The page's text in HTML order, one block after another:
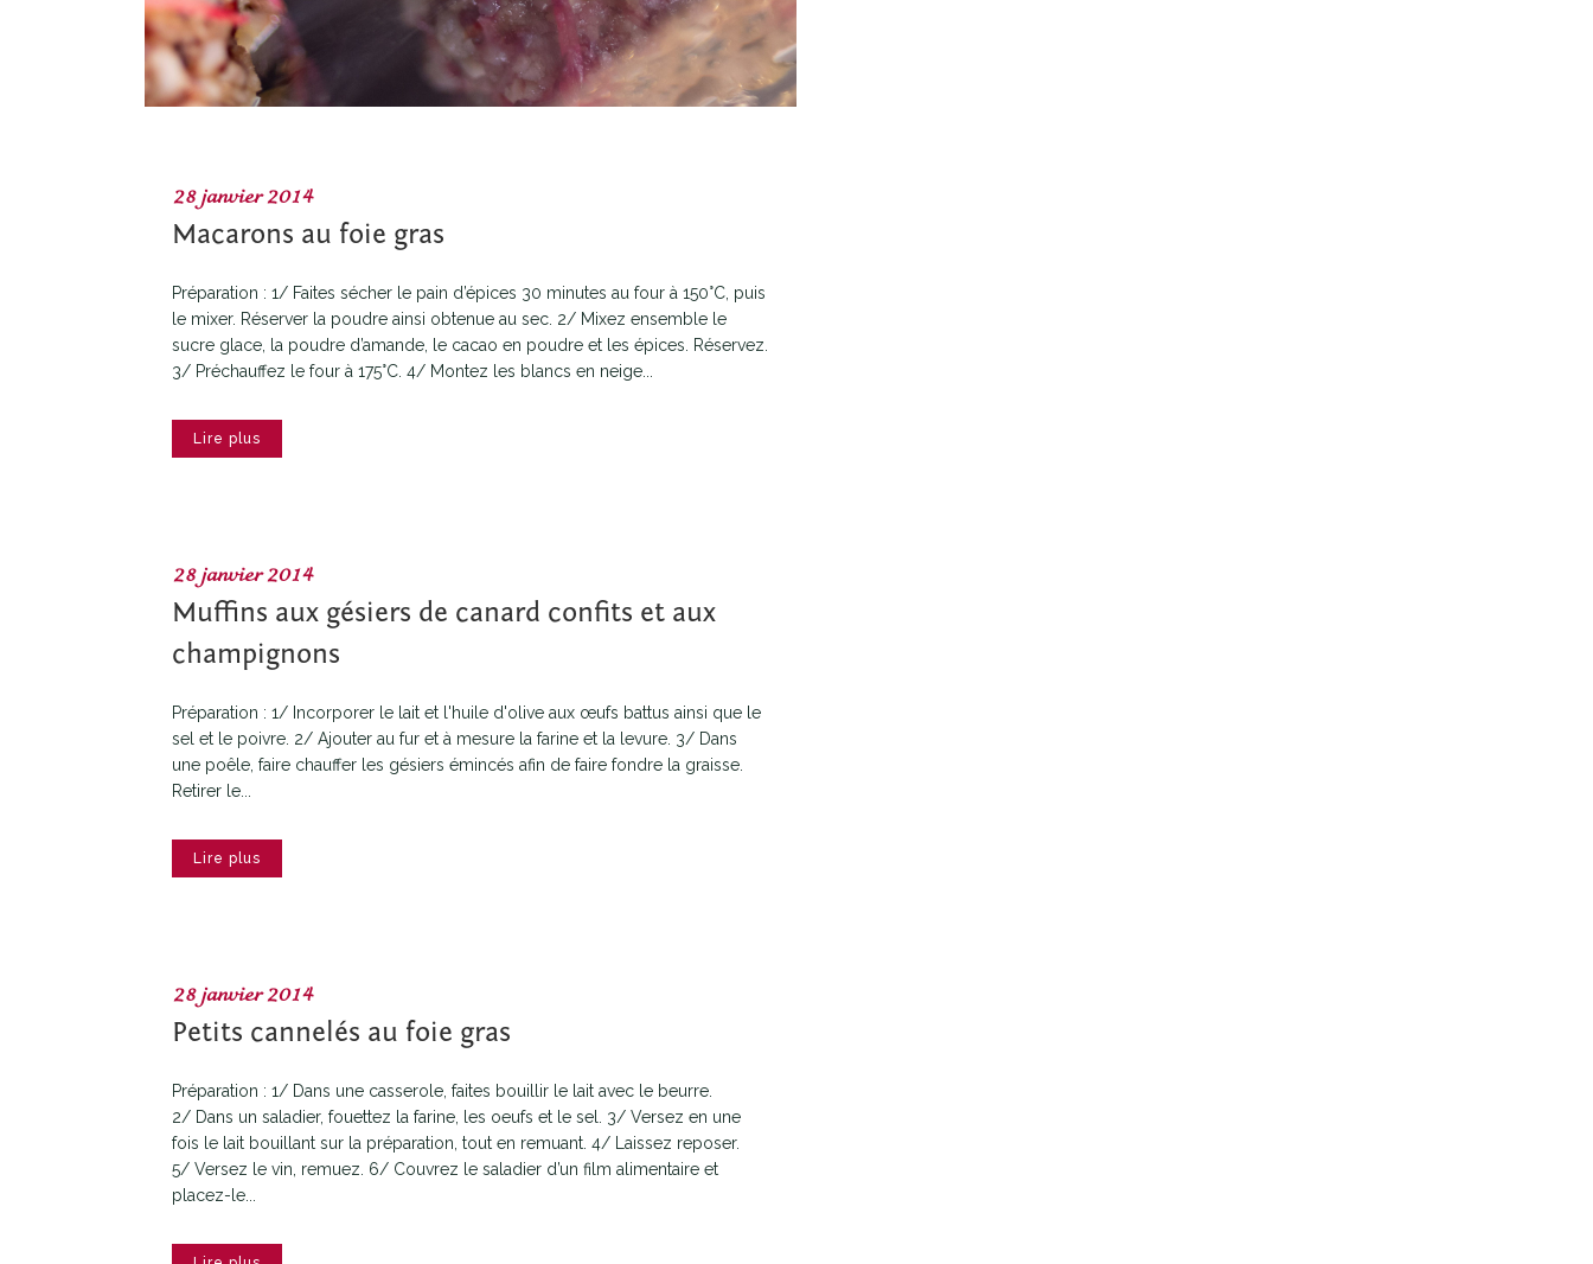
28 janvier 2014
Macarons au foie gras
Préparation : 1/ Faites sécher le pain d’épices 30 minutes au four à 150°C, puis
le mixer. Réserver la poudre ainsi obtenue au sec. 2/ Mixez ensemble le
sucre glace, la poudre d’amande, le cacao en poudre et les épices. Réservez.
3/ Préchauffez le four à 175°C. 4/ Montez les blancs en neige...
Lire plus
28 janvier 2014
Muffins aux gésiers de canard confits et aux
champignons
Préparation : 1/ Incorporer le lait et l'huile d'olive aux œufs battus ainsi que le
sel et le poivre. 2/ Ajouter au fur et à mesure la farine et la levure. 3/ Dans
une poêle, faire chauffer les gésiers émincés afin de faire fondre la graisse.
Retirer le...
Lire plus
28 janvier 2014
Petits cannelés au foie gras
Préparation : 1/ Dans une casserole, faites bouillir le lait avec le beurre.
2/ Dans un saladier, fouettez la farine, les oeufs et le sel. 3/ Versez en une
fois le lait bouillant sur la préparation, tout en remuant. 4/ Laissez reposer.
5/ Versez le vin, remuez. 6/ Couvrez le saladier d’un film alimentaire et
placez-le...